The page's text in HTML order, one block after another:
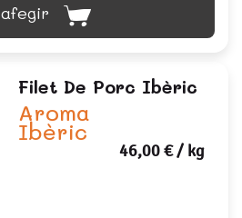
afegir
Filet De Porc Ibèric
Aroma
Ibèric
46,00 €/ kg